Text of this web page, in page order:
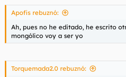
Apofis rebuznó:
Ah, pues no he editado, he escrito
mongólico voy a ser yo
Torquemada2.0 rebuznó: